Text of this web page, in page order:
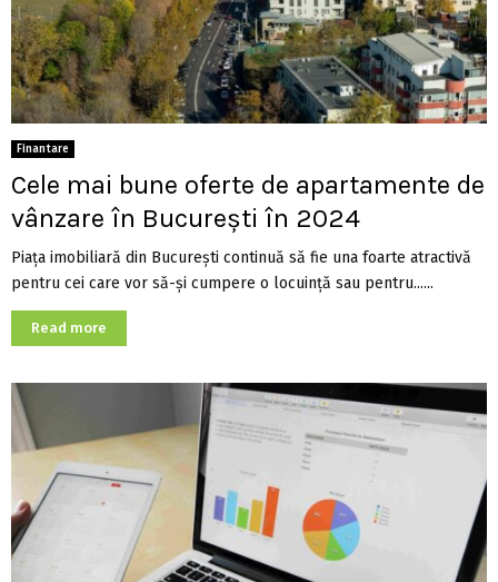
Finantare
Cele mai bune oferte de apartamente de
vânzare în București în 2024
Piața imobiliară din București continuă să fie una foarte atractivă
pentru cei care vor să-și cumpere o locuință sau pentru......
Read more